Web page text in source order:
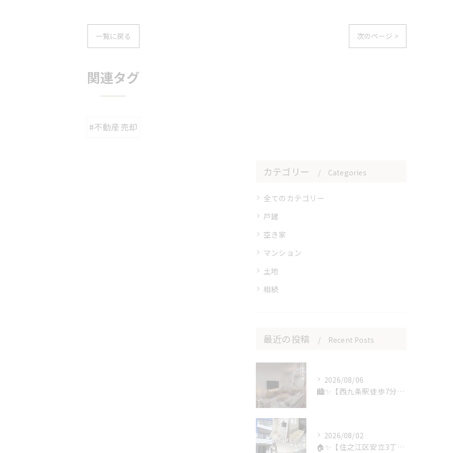
一覧に戻る 次のページ >
関連タグ
#不動産売却
カテゴリー Categories
全てのカテゴリー
戸建
空き家
マンション
土地
相続
最近の投稿 Recent Posts
2026/08/06
🏙️✨【西九条駅徒歩7分】築浅×高層階の贅沢な住まい🌇
2026/08/02
🏠✨【住之江区安立3丁目｜中古戸建】✨🏠